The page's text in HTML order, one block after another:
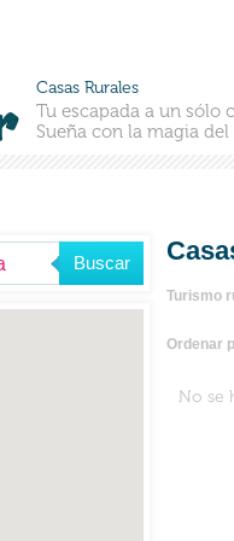
Casas Rurales
Tu escapada a un sólo
Sueña con la magia
Turismo
Ordenar
No se